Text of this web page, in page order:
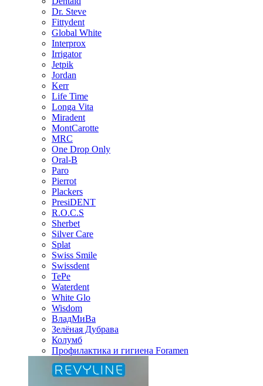
Dr. Steve
Fittydent
Global White
Interprox
Irrigator
Jetpik
Jordan
Kerr
Life Time
Longa Vita
Miradent
MontCarotte
MRC
One Drop Only
Oral-B
Paro
Pierrot
Plackers
PresiDENT
R.O.C.S
Sherbet
Silver Care
Splat
Swiss Smile
Swissdent
TePe
Waterdent
White Glo
Wisdom
ВладМиВа
Зелёная Дубрава
Колумб
Профилактика и гигиена Foramen